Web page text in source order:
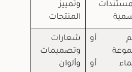
وتمييز
المنتجات
أو
أو
شعارات
وتصميمات
وألوان